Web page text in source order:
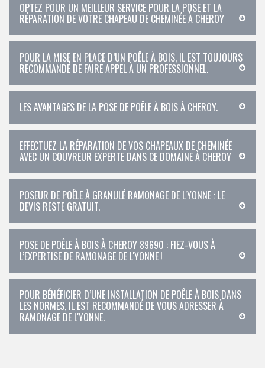
OPTEZ POUR UN MEILLEUR SERVICE POUR LA POSE ET LA
RÉPARATION DE VOTRE CHAPEAU DE CHEMINÉE À CHEROY
POUR LA MISE EN PLACE D’UN POÊLE À BOIS, IL EST TOUJOURS
RECOMMANDÉ DE FAIRE APPEL À UN PROFESSIONNEL.
LES AVANTAGES DE LA POSE DE POÊLE À BOIS À CHEROY.
EFFECTUEZ LA RÉPARATION DE VOS CHAPEAUX DE CHEMINÉE
AVEC UN COUVREUR EXPERTE DANS CE DOMAINE À CHEROY
POSEUR DE POÊLE À GRANULÉ RAMONAGE DE L'YONNE : LE
DEVIS RESTE GRATUIT.
POSE DE POÊLE À BOIS À CHEROY 89690 : FIEZ-VOUS À
L’EXPERTISE DE RAMONAGE DE L'YONNE !
POUR BÉNÉFICIER D’UNE INSTALLATION DE POÊLE À BOIS DANS
LES NORMES, IL EST RECOMMANDÉ DE VOUS ADRESSER À
RAMONAGE DE L'YONNE.